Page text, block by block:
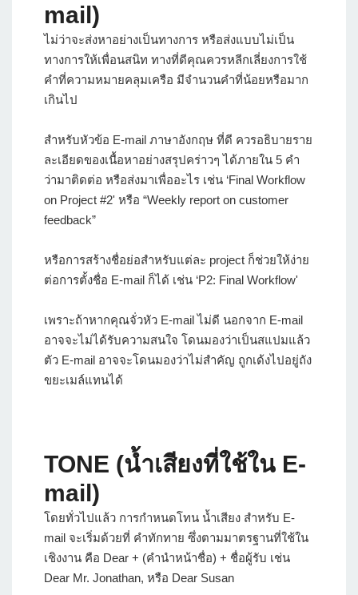
mail)
ไม่ว่าจะส่งหาอย่างเป็นทางการ หรือส่งแบบไม่เป็น
ทางการให้เพื่อนสนิท ทางที่ดีคุณควรหลีกเลี่ยงการใช้
คำที่ความหมายคลุมเครือ มีจำนวนคำที่น้อยหรือมาก
เกินไป
สำหรับหัวข้อ E-mail ภาษาอังกฤษ ที่ดี ควรอธิบายราย
ละเอียดของเนื้อหาอย่างสรุปคร่าวๆ ได้ภายใน 5 คำ
ว่ามาติดต่อ หรือส่งมาเพื่ออะไร เช่น ‘Final Workflow
on Project #2' หรือ “Weekly report on customer
feedback”
หรือการสร้างชื่อย่อสำหรับแต่ละ project ก็ช่วยให้ง่าย
ต่อการตั้งชื่อ E-mail ก็ได้ เช่น ‘P2: Final Workflow'
เพราะถ้าหากคุณจั่วหัว E-mail ไม่ดี นอกจาก E-mail
อาจจะไม่ได้รับความสนใจ โดนมองว่าเป็นสแปมแล้ว
ตัว E-mail อาจจะโดนมองว่าไม่สำคัญ ถูกเด้งไปอยู่ถัง
ขยะเมล์แทนได้
TONE (น้ำเสียงที่ใช้ใน E-
mail)
โดยทั่วไปแล้ว การกำหนดโทน น้ำเสียง สำหรับ E-
mail จะเริ่มด้วยที่ คำทักทาย ซึ่งตามมาตรฐานที่ใช้ใน
เชิงงาน คือ Dear + (คำนำหน้าชื่อ) + ชื่อผู้รับ เช่น
Dear Mr. Jonathan, หรือ Dear Susan